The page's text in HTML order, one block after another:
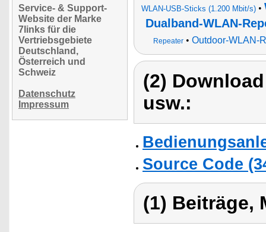
Service- & Support-
Website der Marke
7links für die
Vertriebsgebiete
Deutschland,
Österreich und
Schweiz
Datenschutz
Impressum
WLAN-USB-Sticks (1.200 Mbit/s) •
Dualband-WLAN-
Repeater• Outdoor-WLAN-
(2)
usw.:
Source Code
(1) Beiträge,